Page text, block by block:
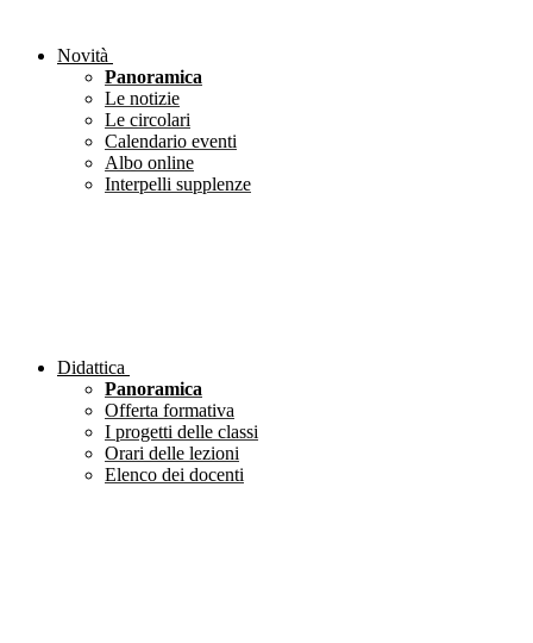
Novità
Panoramica
Le notizie
Le circolari
Calendario eventi
Albo online
Interpelli supplenze
Didattica
Panoramica
Offerta formativa
I progetti delle classi
Orari delle lezioni
Elenco dei docenti